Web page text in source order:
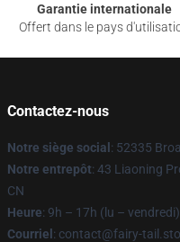
Garantie internationale
Offert dans le pays
Contactez-nous
Notre siège social : 52335
Notre entrepôt: 43 Liaoning
CN
Heure: 9h – 17h (lu – vendredi)
Courriel : contact@fairy-